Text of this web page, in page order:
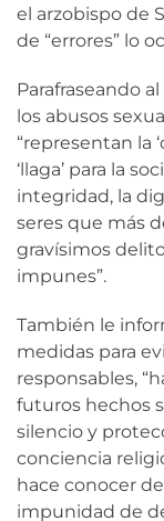
el arzobispo de
de “errores” lo
Parafraseando
los abusos
“representan la
‘llaga’ para la
integridad, la
seres que más
gravísimos
impunes”.
También le
medidas para
responsables,
futuros hechos
silencio y
conciencia
hace conocer
impunidad de